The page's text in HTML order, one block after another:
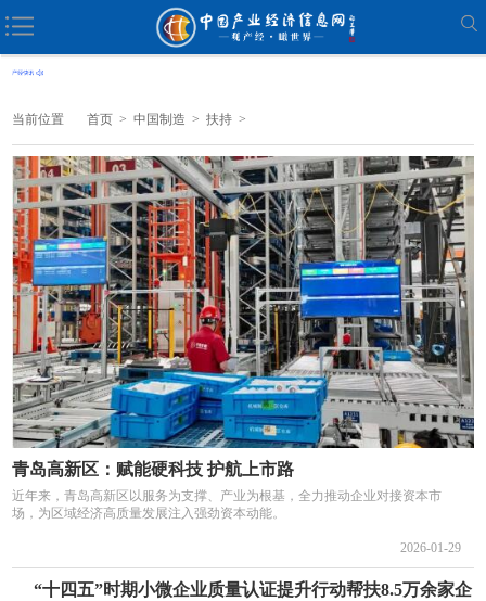
当前位置 首页 > 中国制造 > 扶持 >
青岛高新区：赋能硬科技 护航上市路
近年来，青岛高新区以服务为支撑、产业为根基，全力推动企业对接资本市
场，为区域经济高质量发展注入强劲资本动能。
2026-01-29
“十四五”时期小微企业质量认证提升行动帮扶8.5万余家企